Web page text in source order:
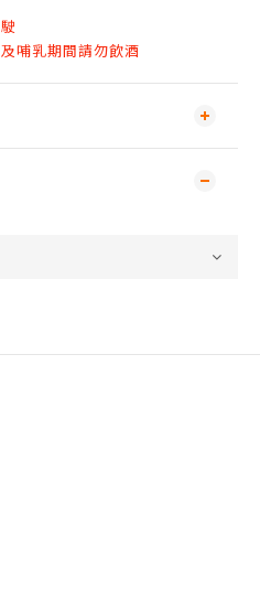
哺乳期間請勿飲酒